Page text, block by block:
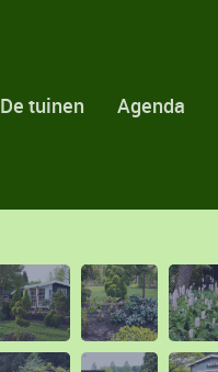
De tuinen Agenda